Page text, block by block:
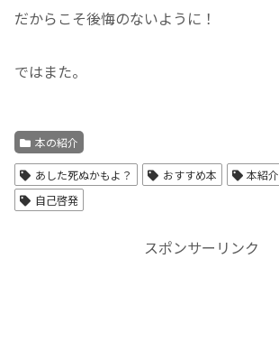
だからこそ後悔のないように！
ではまた。
本の紹介
あした死ぬかもよ？ おすすめ本 本紹介
自己啓発
スポンサーリンク